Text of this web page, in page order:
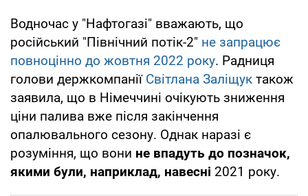
Водночас у "Нафтогазі" вважають, що
російський "Північний потік-2" не запрацює
повноцінно до жовтня 2022 року. Радниця
голови держкомпанії Світлана Заліщук також
заявила, що в Німеччині очікують зниження
ціни палива вже після закінчення
опалювального сезону. Однак наразі є
розуміння, що вони не впадуть до позначок,
якими були, наприклад, навесні 2021 року.